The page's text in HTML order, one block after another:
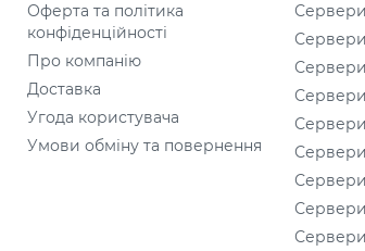
Оферта та політика
конфіденційності
Про компанію
Доставка
Угода користувача
Умови обміну та повернення
Сервери
Сервери
Сервери